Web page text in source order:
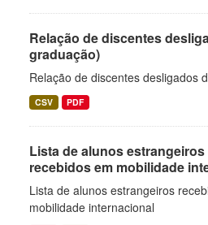
Relação de discentes
graduação)
Relação de discentes desligados
CSV PDF
Lista de alunos
recebidos em mobilidade
Lista de alunos estrangeiros
mobilidade internacional